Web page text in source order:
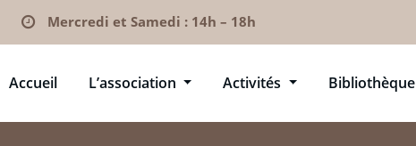
Mercredi et Samedi : 14h – 18h
Accueil L’association Activités Bibliothèque